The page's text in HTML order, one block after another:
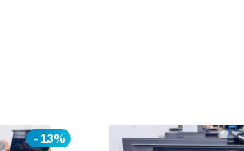
- 13%